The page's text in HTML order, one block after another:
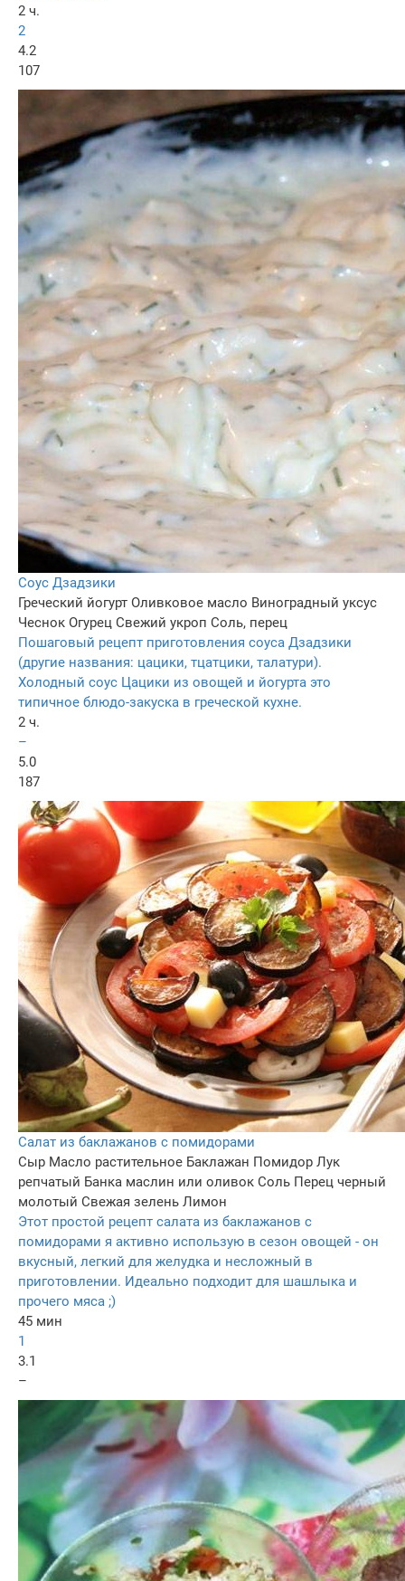
2 ч.
2
4.2
107
Соус Дзадзики
Греческий йогурт Оливковое масло Виноградный уксус
Чеснок Огурец Свежий укроп Соль, перец
Пошаговый рецепт приготовления соуса Дзадзики
(другие названия: цацики, тцатцики, талатури).
Холодный соус Цацики из овощей и йогурта это
типичное блюдо-закуска в греческой кухне.
2 ч.
–
5.0
187
Салат из баклажанов с помидорами
Сыр Масло растительное Баклажан Помидор Лук
репчатый Банка маслин или оливок Соль Перец черный
молотый Свежая зелень Лимон
Этот простой рецепт салата из баклажанов с
помидорами я активно использую в сезон овощей - он
вкусный, легкий для желудка и несложный в
приготовлении. Идеально подходит для шашлыка и
прочего мяса ;)
45 мин
1
3.1
–